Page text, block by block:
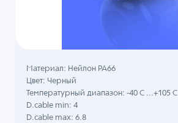
Материал: Нейлон PA66
Цвет: Черный
Температурный диапазон: -40 C ...+105 C
D.cable min: 4
D.cable max: 6.8